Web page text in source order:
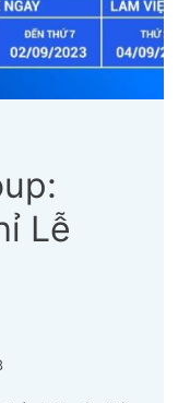
Lễ